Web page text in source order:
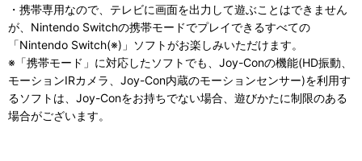
・携帯専用なので、テレビに画面を出力して遊ぶことはできません
が、Nintendo Switchの携帯モードでプレイできるすべての
「Nintendo Switch(※)」ソフトがお楽しみいただけます。
※「携帯モード」に対応したソフトでも、Joy-Conの機能(HD振動、
モーションIRカメラ、Joy-Con内蔵のモーションセンサー)を利用す
るソフトは、Joy-Conをお持ちでない場合、遊びかたに制限のある
場合がございます。